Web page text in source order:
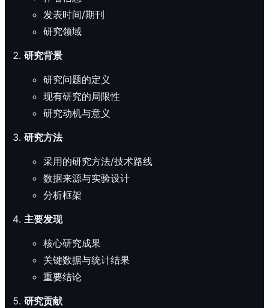
发表时间/期刊
研究领域
研究背景
研究问题的定义
现有研究的局限性
研究动机与意义
研究方法
采用的研究方法/技术路线
数据来源与实验设计
分析框架
主要发现
核心研究成果
关键数据与统计结果
重要结论
研究贡献